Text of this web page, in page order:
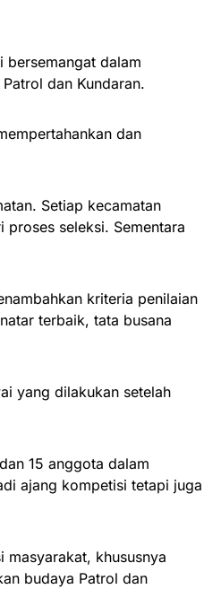
bersemangat dalam
dan Kundaran.
dan
Setiap kecamatan
seleksi. Sementara
kriteria penilaian
terbaik, tata busana
yang dilakukan setelah
15 anggota dalam
ajang kompetisi tetapi juga
masyarakat, khususnya
budaya Patrol dan